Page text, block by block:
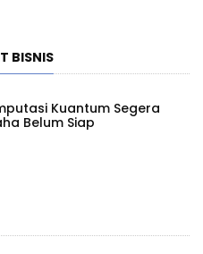
BISNIS
Kuantum Segera
Belum Siap